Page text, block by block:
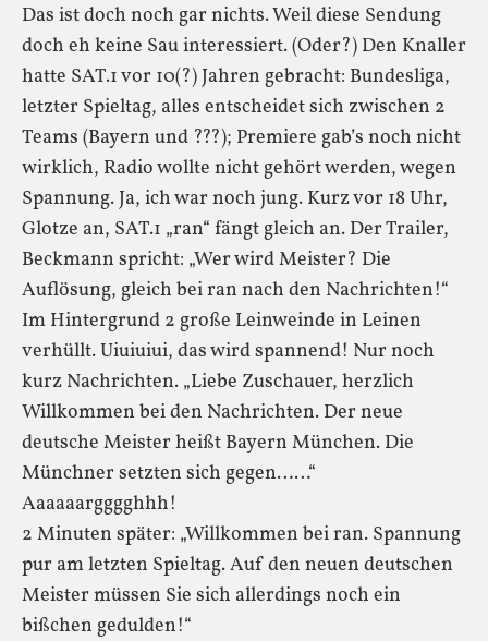
Das ist doch noch gar nichts. Weil diese Sendung
doch eh keine Sau interessiert. (Oder?) Den Knaller
hatte SAT.1 vor 10(?) Jahren gebracht: Bundesliga,
letzter Spieltag, alles entscheidet sich zwischen 2
Teams (Bayern und ???); Premiere gab’s noch nicht
wirklich, Radio wollte nicht gehört werden, wegen
Spannung. Ja, ich war noch jung. Kurz vor 18 Uhr,
Glotze an, SAT.1 „ran“ fängt gleich an. Der Trailer,
Beckmann spricht: „Wer wird Meister? Die
Auflösung, gleich bei ran nach den Nachrichten!“
Im Hintergrund 2 große Leinweinde in Leinen
verhüllt. Uiuiuiui, das wird spannend! Nur noch
kurz Nachrichten. „Liebe Zuschauer, herzlich
Willkommen bei den Nachrichten. Der neue
deutsche Meister heißt Bayern München. Die
Münchner setzten sich gegen……“
Aaaaaargggghhh!
2 Minuten später: „Willkommen bei ran. Spannung
pur am letzten Spieltag. Auf den neuen deutschen
Meister müssen Sie sich allerdings noch ein
bißchen gedulden!“